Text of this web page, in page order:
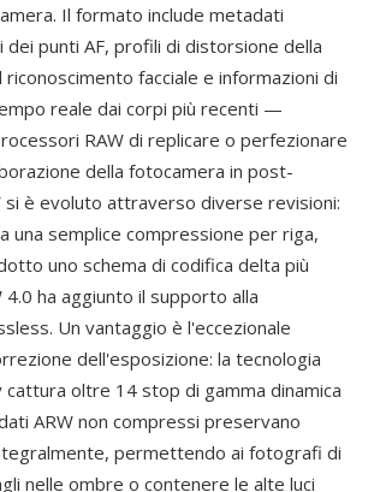
Il formato include metadati
punti AF, profili di distorsione della
facciale e informazioni di
reale dai corpi più recenti —
RAW di replicare o perfezionare
della fotocamera in post-
si è evoluto attraverso diverse revisioni:
una semplice compressione per riga,
uno schema di codifica delta più
ha aggiunto il supporto alla
Un vantaggio è l'eccezionale
dell'esposizione: la tecnologia
cattura oltre 14 stop di gamma dinamica
ARW non compressi preservano
permettendo ai fotografi di
nelle ombre o contenere le alte luci